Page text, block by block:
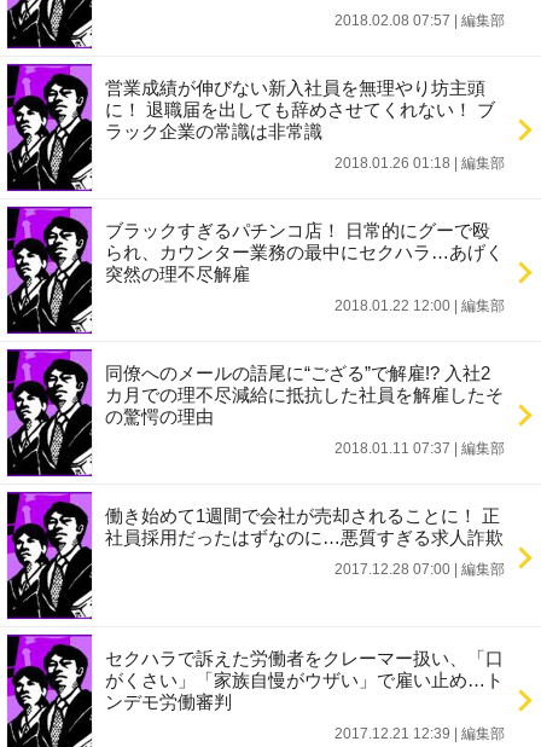
2018.02.08 07:57 編集部
営業成績が伸びない新入社員を無理やり坊主頭
に！ 退職届を出しても辞めさせてくれない！ ブ
ラック企業の常識は非常識
2018.01.26 01:18 編集部
ブラックすぎるパチンコ店！ 日常的にグーで殴
られ、カウンター業務の最中にセクハラ…あげく
突然の理不尽解雇
2018.01.22 12:00 編集部
同僚へのメールの語尾に“ござる”で解雇!? 入社2
カ月での理不尽減給に抵抗した社員を解雇したそ
の驚愕の理由
2018.01.11 07:37 編集部
働き始めて1週間で会社が売却されることに！ 正
社員採用だったはずなのに…悪質すぎる求人詐欺
2017.12.28 07:00 編集部
セクハラで訴えた労働者をクレーマー扱い、「口
がくさい」「家族自慢がウザい」で雇い止め…ト
ンデモ労働審判
2017.12.21 12:39 編集部